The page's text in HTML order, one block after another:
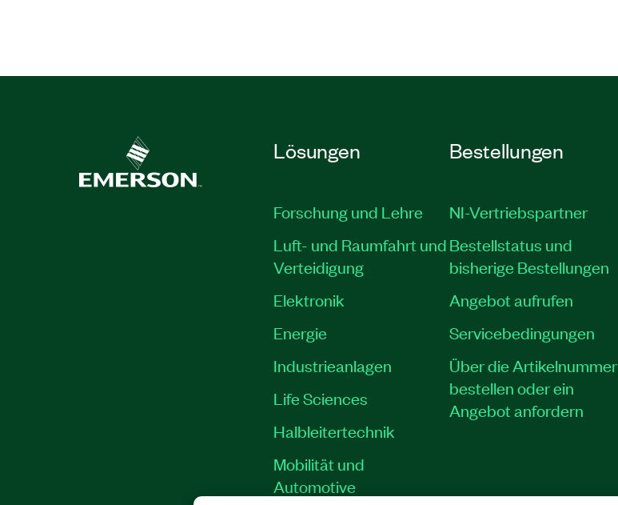
Lösungen
Forschung und Lehre
Luft- und Raumfahrt und
Verteidigung
Elektronik
Energie
Industrieanlagen
Life Sciences
Halbleitertechnik
Mobilität und
Automotive
Bestellungen
NI-Vertriebspartner
Bestellstatus und
bisherige Bestellungen
Angebot aufrufen
Servicebedingungen
Über die Artikelnummer
bestellen oder ein
Angebot anfordern